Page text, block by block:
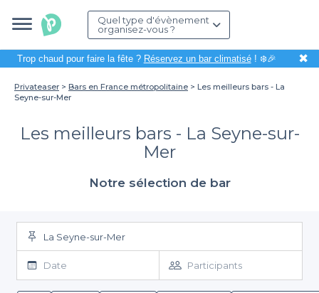
Quel type d'évènement
organisez-vous ?
Trop chaud pour faire la fête ? Réservez un bar climatisé! ❄️🎉 ✖
Privateaser Bars en France métropolitaine
Les meilleurs bars - La
Seyne-sur-Mer
Les meilleurs bars - La Seyne-sur-
Mer
Notre sélection de bar
La Seyne-sur-Mer
Date Participants